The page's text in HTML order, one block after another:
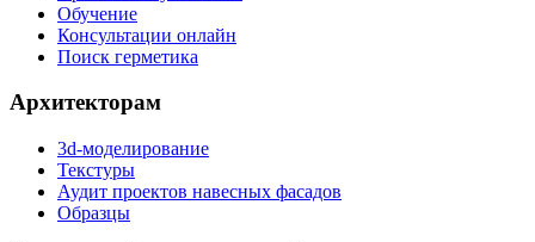
Обучение
Консультации онлайн
Поиск герметика
Архитекторам
3d-моделирование
Текстуры
Аудит проектов навесных фасадов
Образцы